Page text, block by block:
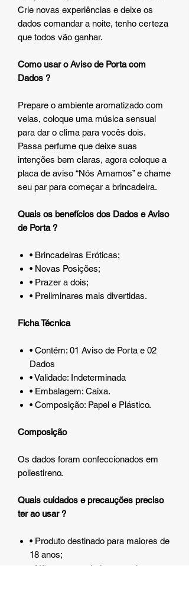
Crie novas experiências e deixe os
dados comandar a noite, tenho certeza
que todos vão ganhar.
Como usar o Aviso de Porta com
Dados ?
Prepare o ambiente aromatizado com
velas, coloque uma música sensual
para dar o clima para vocês dois.
Passa perfume que deixe suas
intenções bem claras, agora coloque a
placa de aviso “Nós Amamos” e chame
seu par para começar a brincadeira.
Quais os benefícios dos Dados e Aviso
de Porta ?
• Brincadeiras Eróticas;
• Novas Posições;
• Prazer a dois;
• Preliminares mais divertidas.
Ficha Técnica
• Contém: 01 Aviso de Porta e 02
Dados
• Validade: Indeterminada
• Embalagem: Caixa.
• Composição: Papel e Plástico.
Composição
Os dados foram confeccionados em
poliestireno.
Quais cuidados e precauções preciso
ter ao usar ?
• Produto destinado para maiores de
18 anos;
• Não recomendado para crianças;